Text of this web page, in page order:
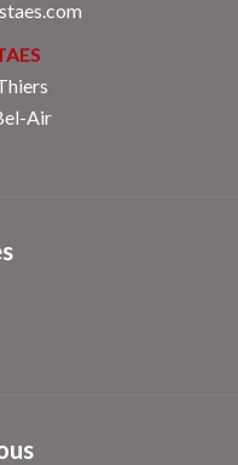
Air